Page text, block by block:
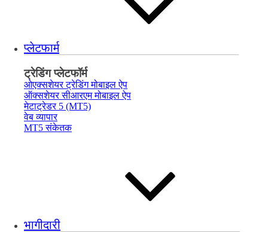
प्लेटफार्म
ट्रेडिंग प्लेटफॉर्म
ओएक्सशेयर ट्रेडिंग मोबाइल ऐप
ऑक्सशेयर सीआरएम मोबाइल ऐप
मेटाट्रेडर 5 (MT5)
वेब व्यापार
MT5 संकेतक
भागीदारी